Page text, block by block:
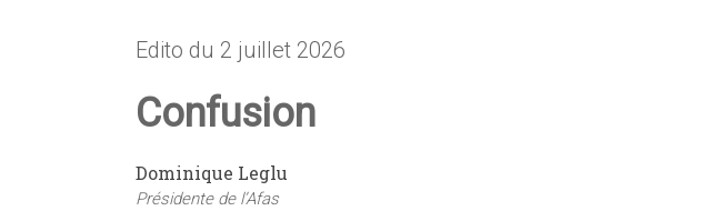
Edito du 2 juillet 2026
Confusion
Dominique Leglu
Présidente de l’Afas